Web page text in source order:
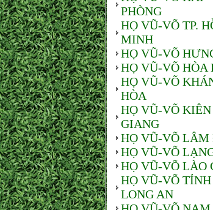
PHÒNG
HỌ VŨ-VÕ TP.
MINH
HỌ VŨ-VÕ
HỌ VŨ-VÕ HÒA
HỌ VŨ-VÕ
HÒA
HỌ VŨ-VÕ KIÊN
GIANG
HỌ VŨ-VÕ LÂM
HỌ VŨ-VÕ
HỌ VŨ-VÕ LÀO
HỌ VŨ-VÕ TỈNH
LONG AN